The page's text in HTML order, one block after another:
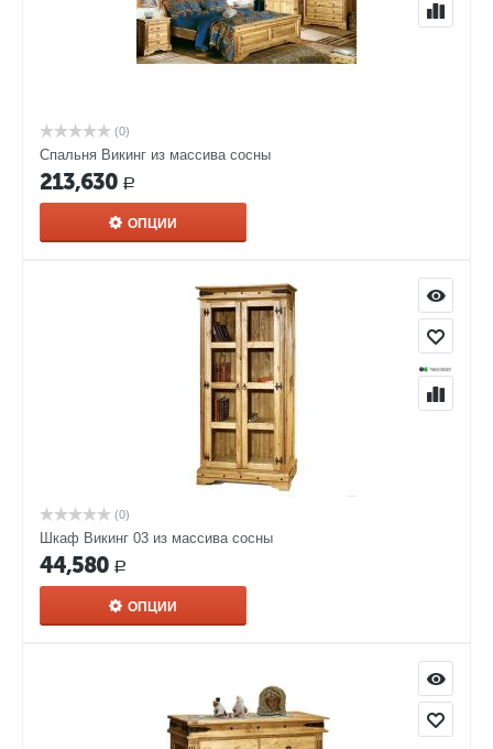
(0)
Спальня Викинг из массива сосны
213,630 Р
ОПЦИИ
(0)
Шкаф Викинг 03 из массива сосны
44,580 Р
ОПЦИИ